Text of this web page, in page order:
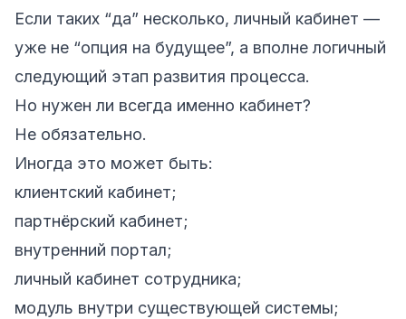
Если таких “да” несколько, личный кабинет —
уже не “опция на будущее”, а вполне логичный
следующий этап развития процесса.
Но нужен ли всегда именно кабинет?
Не обязательно.
Иногда это может быть:
клиентский кабинет;
партнёрский кабинет;
внутренний портал;
личный кабинет сотрудника;
модуль внутри существующей системы;